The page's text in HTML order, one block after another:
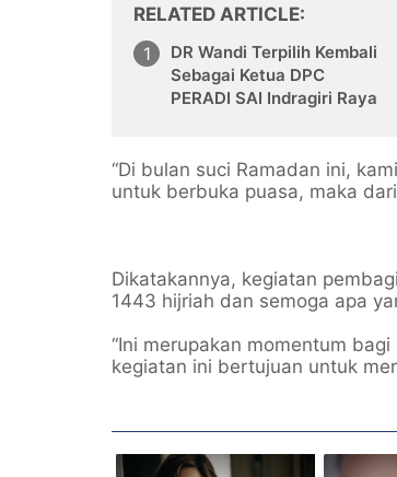
RELATED ARTICLE
DR Wandi Terpilih Kembali
Sebagai Ketua DPC
PERADI SAI Indragiri Raya
“Di bulan suci Ramadan ini,
untuk berbuka puasa, maka
Dikatakannya, kegiatan
1443 hijriah dan semoga apa
“Ini merupakan momentum
kegiatan ini bertujuan untuk